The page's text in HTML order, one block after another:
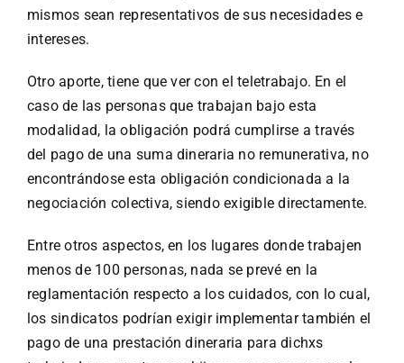
mismos sean representativos de sus necesidades e
intereses.
Otro aporte, tiene que ver con el teletrabajo. En el
caso de las personas que trabajan bajo esta
modalidad, la obligación podrá cumplirse a través
del pago de una suma dineraria no remunerativa, no
encontrándose esta obligación condicionada a la
negociación colectiva, siendo exigible directamente.
Entre otros aspectos, en los lugares donde trabajen
menos de 100 personas, nada se prevé en la
reglamentación respecto a los cuidados, con lo cual,
los sindicatos podrían exigir implementar también el
pago de una prestación dineraria para dichxs